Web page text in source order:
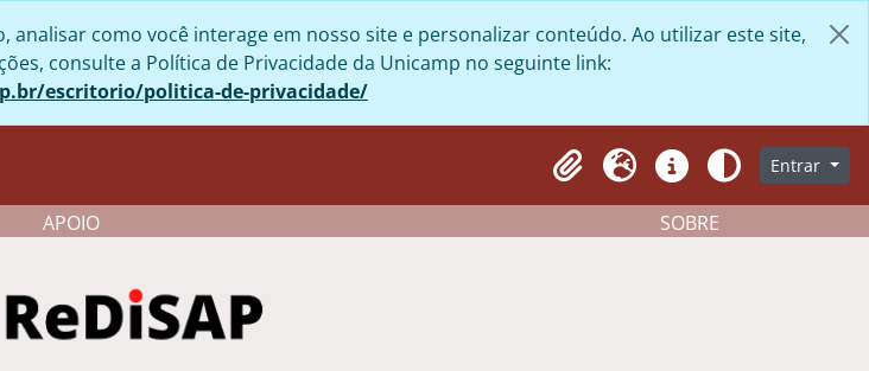
como você interage em nosso site e personalizar conteúdo. Ao utilizar este site,
consulte a Política de Privacidade da Unicamp no seguinte link:
escritorio/politica-de-privacidade/
Clipboard
Idioma AtalhosAparênciaEntrar
APOIO SOBRE